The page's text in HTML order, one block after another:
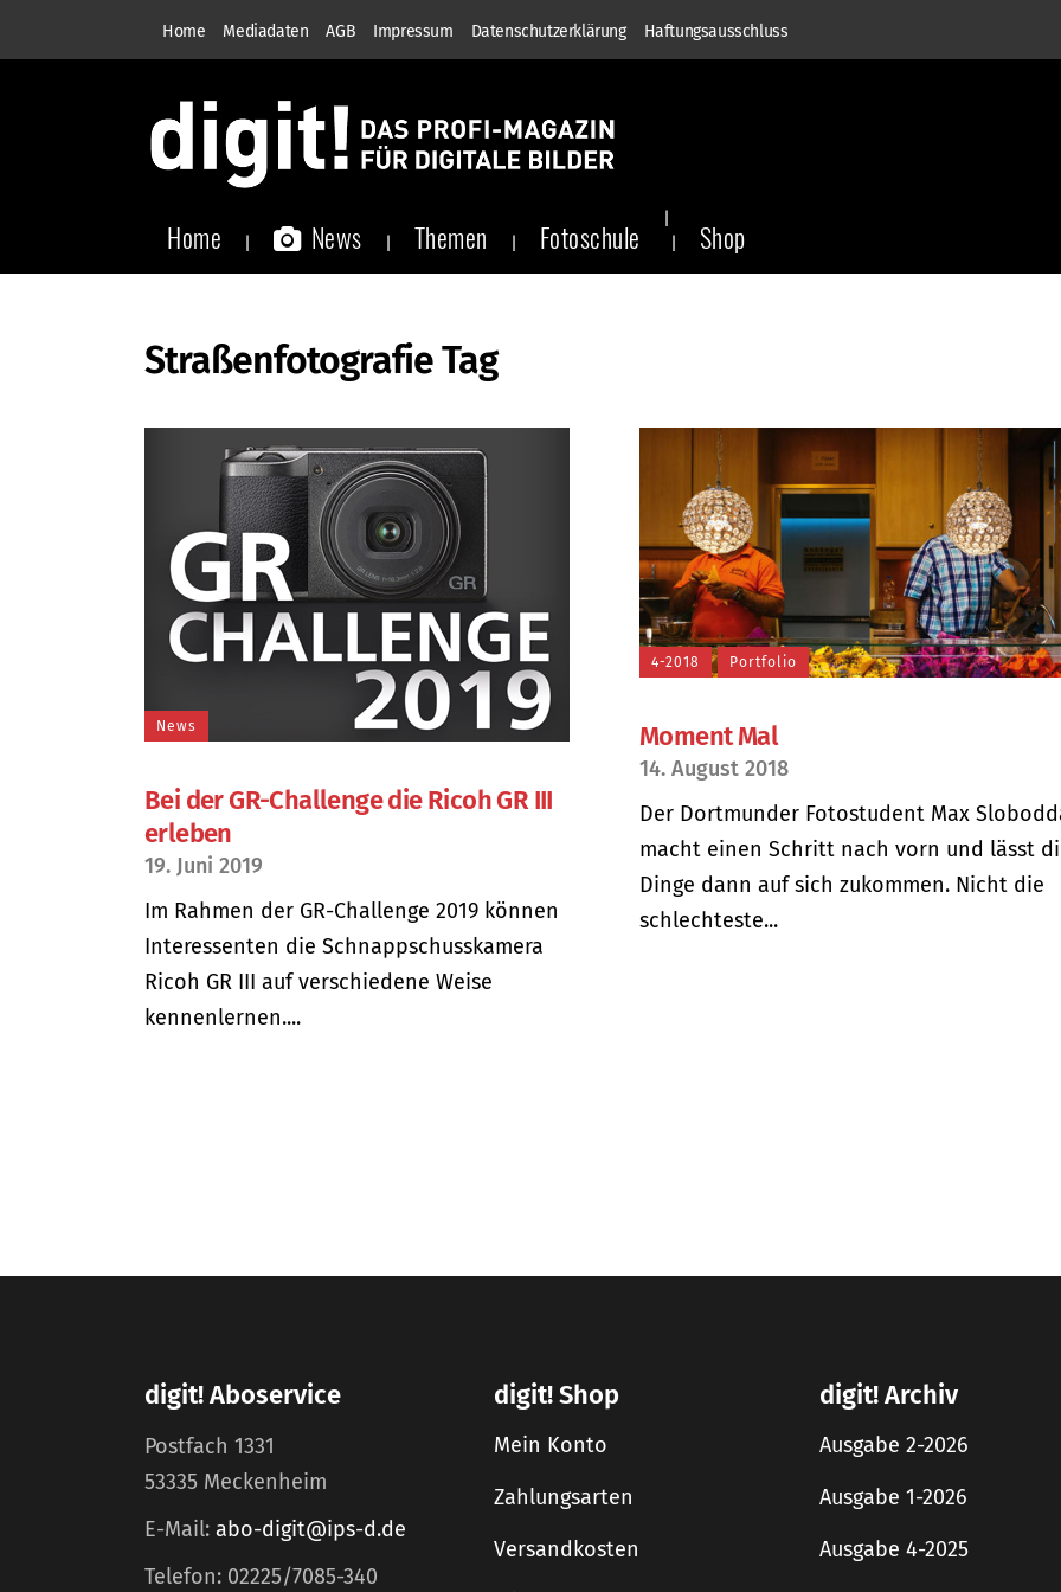
Home Mediadaten AGB Impressum Datenschutzerklärung Haftungsausschluss
Home News Themen Fotoschule Shop
Straßenfotografie Tag
News
Bei der GR-Challenge die Ricoh GR III
erleben
19. Juni 2019
Im Rahmen der GR-Challenge 2019 können
Interessenten die Schnappschusskamera
Ricoh GR III auf verschiedene Weise
kennenlernen....
4-2018 Portfolio
Moment Mal
14. August 2018
Der Dortmunder Fotostudent Max
macht einen Schritt nach vorn und lässt
Dinge dann auf sich zukommen. Nicht die
schlechteste...
digit! Aboservice
Postfach 1331
53335 Meckenheim
E-Mail: abo-digit@ips-d.de
Telefon: 02225/7085-340
digit! Shop
Mein Konto
Zahlungsarten
Versandkosten
digit! Archiv
Ausgabe 2-2026
Ausgabe 1-2026
Ausgabe 4-2025